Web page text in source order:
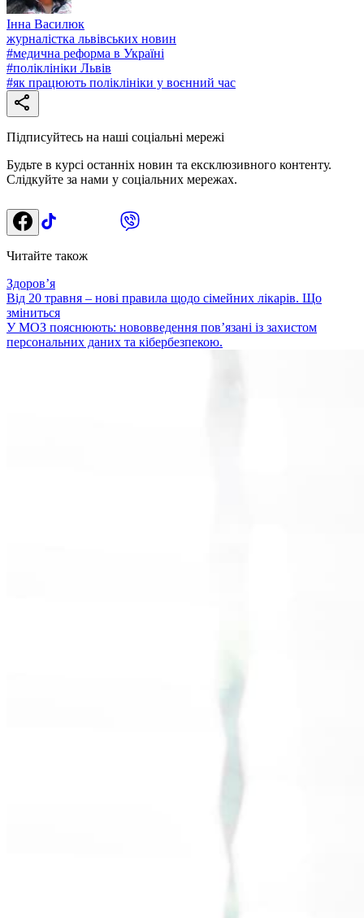
Інна Василюк
журналістка львівських новин
#медична реформа в Україні
#поліклініки Львів
#як працюють поліклініки у воєнний час
Підписуйтесь на наші соціальні мережі
Будьте в курсі останніх новин та ексклюзивного контенту.
Слідкуйте за нами у соціальних мережах.
Читайте також
Здоровʼя
Від 20 травня – нові правила щодо сімейних лікарів. Що
зміниться
У МОЗ пояснюють: нововведення пов’язані із захистом
персональних даних та кібербезпекою.